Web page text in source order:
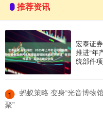
推荐资讯
宏泰证
推进“年
统部件
1
蚂蚁策略 变身“光音博物
聚”